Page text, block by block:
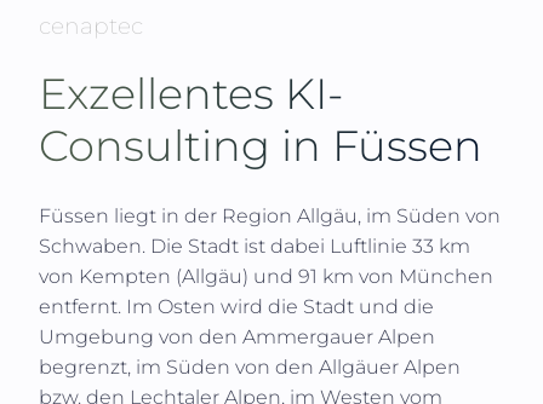
cenaptec
Exzellentes KI-
Consulting in Füssen
Füssen liegt in der Region Allgäu, im Süden von
Schwaben. Die Stadt ist dabei Luftlinie 33 km
von Kempten (Allgäu) und 91 km von München
entfernt. Im Osten wird die Stadt und die
Umgebung von den Ammergauer Alpen
begrenzt, im Süden von den Allgäuer Alpen
bzw. den Lechtaler Alpen, im Westen vom